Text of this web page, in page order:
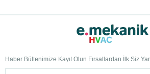
Haber Bültenimize Kayıt Olun Fırsatlardan İlk Siz